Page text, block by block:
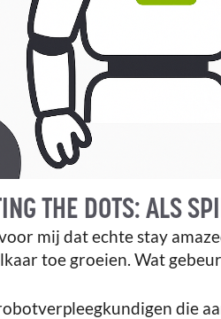
THE DOTS: ALS
mij dat echte stay
toe groeien. Wat
die